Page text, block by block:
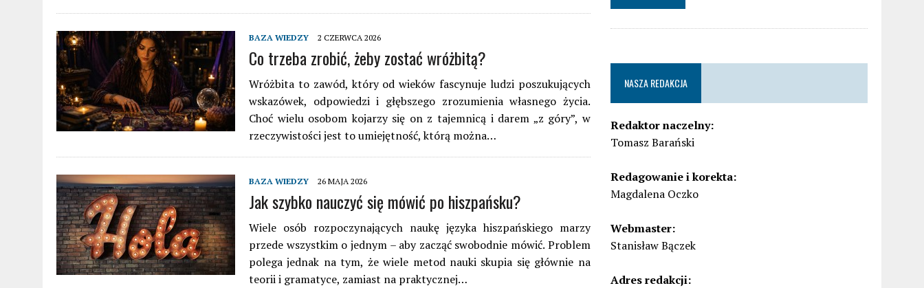
BAZA WIEDZY 2 CZERWCA 2026
Co trzeba zrobić, żeby zostać wróżbitą?
Wróżbita to zawód, który od wieków fascynuje ludzi poszukujących
wskazówek, odpowiedzi i głębszego zrozumienia własnego życia.
Choć wielu osobom kojarzy się on z tajemnicą i darem „z góry”, w
rzeczywistości jest to umiejętność, którą można…
BAZA WIEDZY 26 MAJA 2026
Jak szybko nauczyć się mówić po hiszpańsku?
Wiele osób rozpoczynających naukę języka hiszpańskiego marzy
przede wszystkim o jednym – aby zacząć swobodnie mówić. Problem
polega jednak na tym, że wiele metod nauki skupia się głównie na
teorii i gramatyce, zamiast na praktycznej…
NASZA REDAKCJA
Redaktor naczelny:
Tomasz Barański
Redagowanie i korekta:
Magdalena Oczko
Webmaster:
Stanisław Bączek
Adres redakcji: